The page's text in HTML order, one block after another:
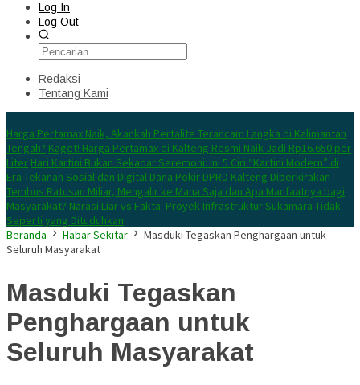
Log In
Log Out
Redaksi
Tentang Kami
Harga Pertamax Naik, Akankah Pertalite Terancam Langka di Kalimantan
Tengah? Kaget! Harga Pertamax di Kalteng Resmi Naik Jadi Rp16.650 per
Liter Hari Kartini Bukan Sekadar Seremoni: Ini 5 Ciri “Kartini Modern” di
Era Tekanan Sosial dan Digital Dana Pokir DPRD Kalteng Diperkirakan
Tembus Ratusan Miliar, Mengalir ke Mana Saja dan Apa Manfaatnya bagi
Masyarakat? Narasi Liar vs Fakta: Proyek Infrastruktur Sukamara Tidak
Seperti yang Dituduhkan
Beranda
Habar Sekitar
Masduki Tegaskan Penghargaan untuk
Seluruh Masyarakat
Masduki Tegaskan
Penghargaan untuk
Seluruh Masyarakat